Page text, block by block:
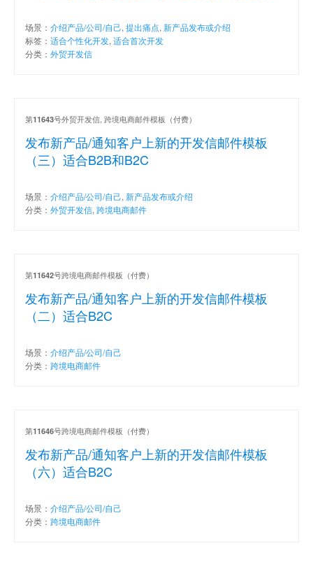
场景： 介绍产品/公司/自己, 提出痛点, 新产品发布或介绍
标签： 适合个性化开发, 适合首次开发
分类： 外贸开发信
发布新产品/通知客户上新的开发信邮件模板
（三）适合B2B和B2C
第11643号外贸开发信, 跨境电商邮件模板（付费）
场景： 介绍产品/公司/自己, 新产品发布或介绍
分类： 外贸开发信, 跨境电商邮件
发布新产品/通知客户上新的开发信邮件模板
（二）适合B2C
第11642号跨境电商邮件模板（付费）
场景： 介绍产品/公司/自己
分类： 跨境电商邮件
发布新产品/通知客户上新的开发信邮件模板
（六）适合B2C
第11646号跨境电商邮件模板（付费）
场景： 介绍产品/公司/自己
分类： 跨境电商邮件